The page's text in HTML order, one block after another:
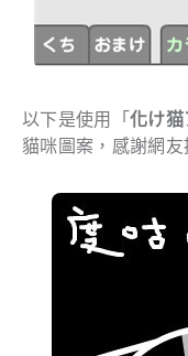
以下是使用「 化け猫
貓咪圖案，感謝網友